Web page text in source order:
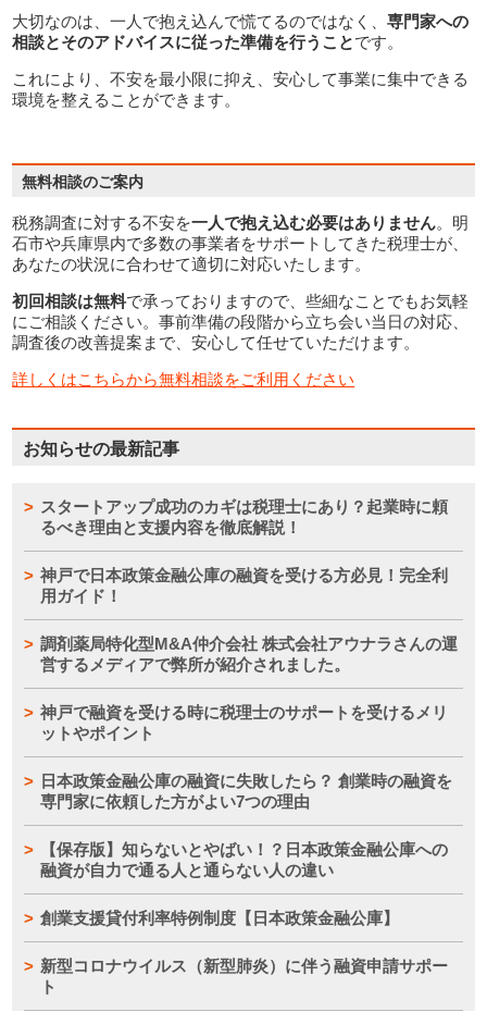
まとめ
大切なのは、一人で抱え込んで慌てるのではなく、専門家への
相談とそのアドバイスに従った準備を行うことです。
これにより、不安を最小限に抑え、安心して事業に集中できる
環境を整えることができます。
税務調査に対する不安を一人で抱え込む必要はありません。明
石市や兵庫県内で多数の事業者をサポートしてきた税理士が、
あなたの状況に合わせて適切に対応いたします。
初回相談は無料で承っておりますので、些細なことでもお気軽
にご相談ください。事前準備の段階から立ち会い当日の対応、
調査後の改善提案まで、安心して任せていただけます。
詳しくはこちらから無料相談をご利用ください
お知らせの最新記事
スタートアップ成功のカギは税理士にあり？起業時に頼
るべき理由と支援内容を徹底解説！
神戸で日本政策金融公庫の融資を受ける方必見！完全利
用ガイド！
調剤薬局特化型M&A仲介会社 株式会社アウナラさんの運
営するメディアで弊所が紹介されました。
神戸で融資を受ける時に税理士のサポートを受けるメリ
ットやポイント
日本政策金融公庫の融資に失敗したら？ 創業時の融資を
専門家に依頼した方がよい7つの理由
【保存版】知らないとやばい！？日本政策金融公庫への
融資が自力で通る人と通らない人の違い
創業支援貸付利率特例制度【日本政策金融公庫】
新型コロナウイルス（新型肺炎）に伴う融資申請サポー
ト